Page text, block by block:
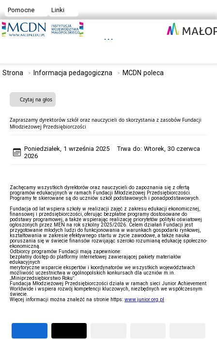
Pomocne Linki
Strona Informacja pedagogiczna MCDN poleca
Czytaj na głos
Zapraszamy dyrektorów szkół oraz nauczycieli do skorzystania z zasobów Fundacji
Młodzieżowej Przedsiębiorczości
Poniedziałek, 1 września 2025 Trwa do: Wtorek, 30 czerwca
2026
Zachęcamy wszystkich dyrektorów oraz nauczycieli do zapoznania się z ofertą
programów edukacyjnych w ramach Fundacji Młodzieżowej Przedsiębiorczości.
Programy te skierowane są do uczniów szkół podstawowych i ponadpodstawowych.
Fundacja od lat wspiera szkoły w realizacji zajęć z zakresu edukacji ekonomicznej,
finansowej i przedsiębiorczości, oferując bezpłatne programy dostosowane do
podstawy programowej, a także wspierając realizację priorytetów polityki oświatowej
ogłoszonych przez MEN na rok szkolny 2025/2026. Celem działań Fundacji jest
przygotowanie młodych ludzi do funkcjonowania w warunkach gospodarki rynkowej,
kształtowania w zakresie efektywnego startu w życie zawodowe, a także nauka
poruszania się w świecie finansów rozwijając szeroko rozumianą edukację społeczno-
ekonomiczną.
Odbiorcy programów Fundacji mają zapewnione:
bezpłatny dostęp do platformy internetowej zawierającej pakiety materiałów
edukacyjnych
merytoryczne wsparcie ekspertów i koordynatorów we wszystkich województwach
możliwość uczestnictwa w ogólnopolskich konkursach dla uczniów m.in.
„Miniprzedsiębiorstwo Roku”.
Fundacja Młodzieżowej Przedsiębiorczości działa w ramach sieci Junior Achievement
Worldwide i wspiera rozwój kompetencji kluczowych, niezbędnych we współczesnym
świecie.
Więcej informacji można znaleźć na stronie https: www.junior.org.pl